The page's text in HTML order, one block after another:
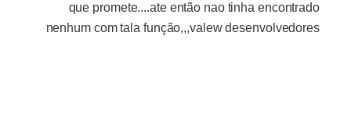
que promete....ate então nao tinha encontrado
nenhum com tala função,,,valew desenvolvedores